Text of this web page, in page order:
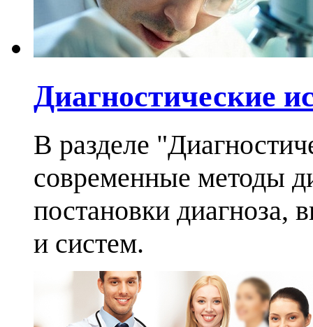
Диагностические
В разделе
современные методы
постановки диагноза,
и систем.